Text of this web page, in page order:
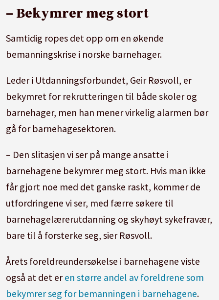
– Bekymrer meg stort
Samtidig ropes det opp om en økende
bemanningskrise i norske barnehager.
Leder i Utdanningsforbundet, Geir Røsvoll, er
bekymret for rekrutteringen til både skoler og
barnehager, men han mener virkelig alarmen bør
gå for barnehagesektoren.
– Den slitasjen vi ser på mange ansatte i
barnehagene bekymrer meg stort. Hvis man ikke
får gjort noe med det ganske raskt, kommer de
utfordringene vi ser, med færre søkere til
barnehagelærerutdanning og skyhøyt sykefravær,
bare til å forsterke seg, sier Røsvoll.
Årets foreldreundersøkelse i barnehagene viste
også at det eren større andel av foreldrene som
bekymrer seg for bemanningen i barnehagene.